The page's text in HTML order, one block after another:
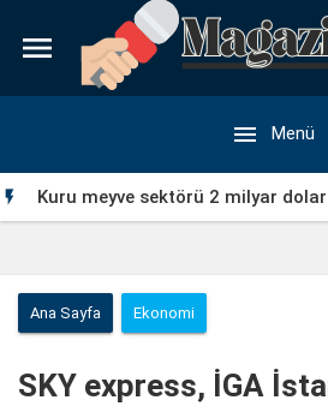

 Menü
 Kuru meyve sektörü 2 milyar
Ana Sayfa Ekonomi
SKY express, İGA